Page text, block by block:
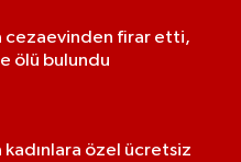
cezaevinden firar etti,
ölü bulundu
kadınlara özel ücretsiz